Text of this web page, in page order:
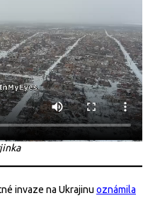
invaze na Ukrajinu oznámila